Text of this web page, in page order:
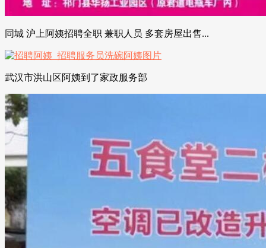
同城 沪上阿姨招聘全职 兼职人员 多套房屋出售...
武汉市洪山区阿姨到了家政服务部